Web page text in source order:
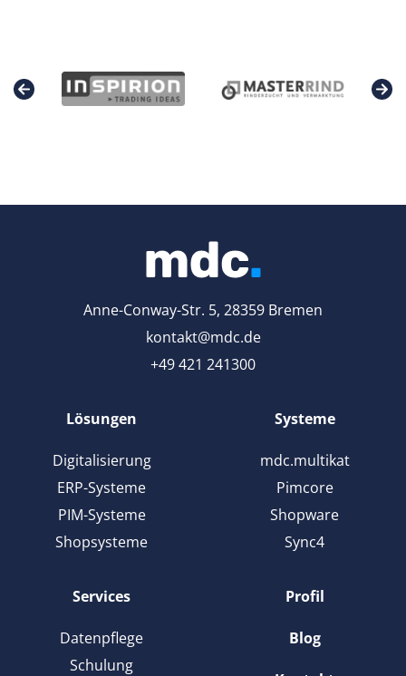
Anne-Conway-Str. 5, 28359 Bremen
kontakt@mdc.de
+49 421 241300
Lösungen
Digitalisierung
ERP-Systeme
PIM-Systeme
Shopsysteme
Systeme
mdc.multikat
Pimcore
Shopware
Sync4
Services
Datenpflege
Schulung
Profil
Blog